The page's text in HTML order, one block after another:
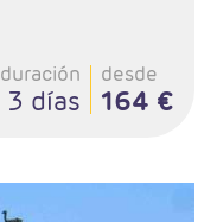
duración
3 días
desde
164 €